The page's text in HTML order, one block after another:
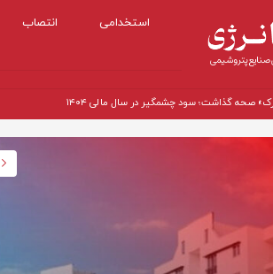
استخدامی انتصاب
صحه گذاشت؛ سود چشمگیر در سال مالی ۱۴۰۴